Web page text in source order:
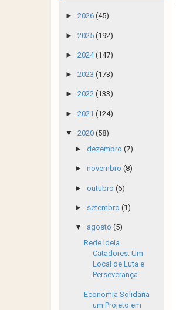
► 2026 (45)
► 2025 (192)
► 2024(147)
► 2023 (173)
► 2022 (133)
► 2021 (124)
▼ 2020 (58)
► dezembro (7)
► novembro (8)
► outubro (6)
► setembro (1)
▼ agosto (5)
Rede Ideia
Catadores: Um
Local de Luta e
Perseverança
Economia Solidária
um Projeto em